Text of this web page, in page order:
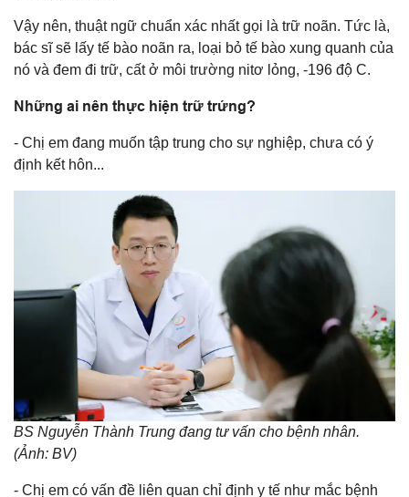
Vậy nên, thuật ngữ chuẩn xác nhất gọi là trữ noãn. Tức là,
bác sĩ sẽ lấy tế bào noãn ra, loại bỏ tế bào xung quanh của
nó và đem đi trữ, cất ở môi trường nitơ lỏng, -196 độ C.
Những ai nên thực hiện trữ trứng?
- Chị em đang muốn tập trung cho sự nghiệp, chưa có ý
định kết hôn...
BS Nguyễn Thành Trung đang tư vấn cho bệnh nhân.
(Ảnh: BV)
- Chị em có vấn đề liên quan chỉ định y tế như mắc bệnh